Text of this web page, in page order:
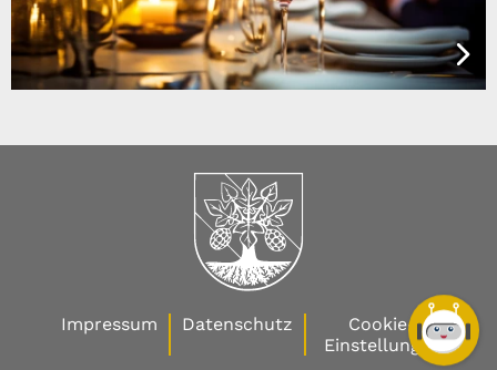
Impressum Datenschutz
Cookie-
Einstellungen